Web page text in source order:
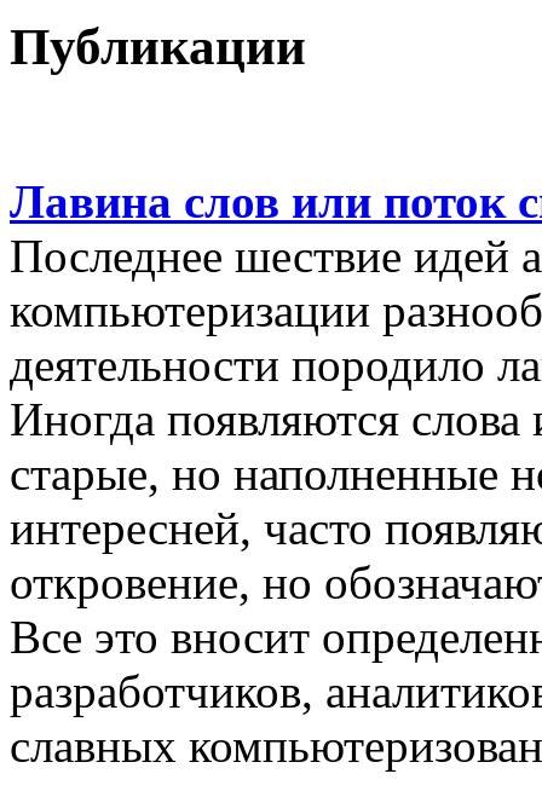
Публикации
Лавина слов или поток
Последнее шествие идей
компьютеризации
деятельности породило
Иногда появляются
старые, но наполненные
интересней, часто
откровение, но
Все это вносит
разработчиков,
славных